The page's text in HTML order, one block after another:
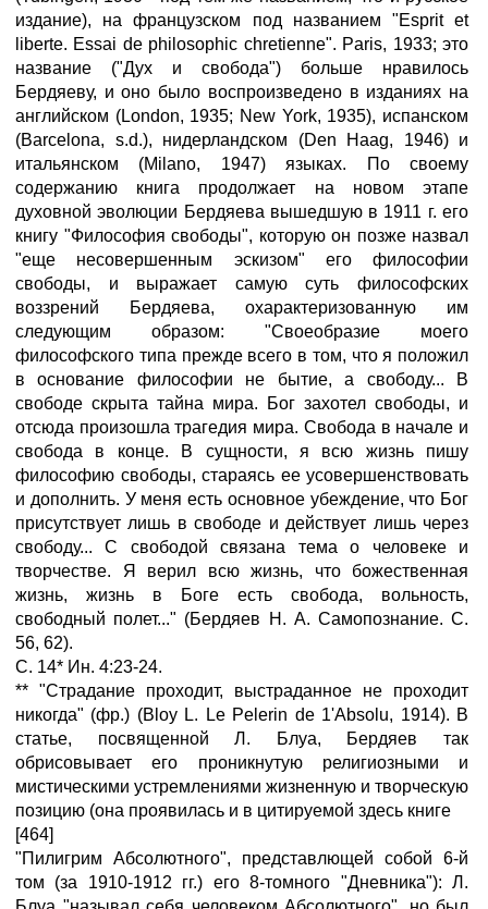
издание), на французском под названием "Esprit et
liberte. Essai de philosophic chretienne". Paris, 1933; это
название ("Дух и свобода") больше нравилось
Бердяеву, и оно было воспроизведено в изданиях на
английском (London, 1935; New York, 1935), испанском
(Barcelona, s.d.), нидерландском (Den Haag, 1946) и
итальянском (Milano, 1947) языках. По своему
содержанию книга продолжает на новом этапе
духовной эволюции Бердяева вышедшую в 1911 г. его
книгу "Философия свободы", которую он позже назвал
"еще несовершенным эскизом" его философии
свободы, и выражает самую суть философских
воззрений Бердяева, охарактеризованную им
следующим образом: "Своеобразие моего
философского типа прежде всего в том, что я положил
в основание философии не бытие, а свободу... В
свободе скрыта тайна мира. Бог захотел свободы, и
отсюда произошла трагедия мира. Свобода в начале и
свобода в конце. В сущности, я всю жизнь пишу
философию свободы, стараясь ее усовершенствовать
и дополнить. У меня есть основное убеждение, что Бог
присутствует лишь в свободе и действует лишь через
свободу... С свободой связана тема о человеке и
творчестве. Я верил всю жизнь, что божественная
жизнь, жизнь в Боге есть свобода, вольность,
свободный полет..." (Бердяев Н. А. Самопознание. С.
56, 62).
С. 14* Ин. 4:23-24.
** "Страдание проходит, выстраданное не проходит
никогда" (фр.) (Bloy L. Le Pelerin de 1'Absolu, 1914). В
статье, посвященной Л. Блуа, Бердяев так
обрисовывает его проникнутую религиозными и
мистическими устремлениями жизненную и творческую
позицию (она проявилась и в цитируемой здесь книге
[464]
"Пилигрим Абсолютного", представлющей собой 6-й
том (за 1910-1912 гг.) его 8-томного "Дневника"): Л.